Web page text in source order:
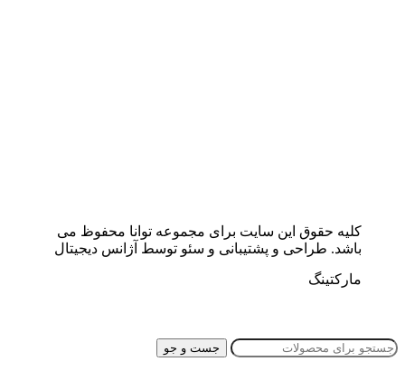
کلیه حقوق این سایت برای مجموعه توانا محفوظ می
باشد. طراحی و پشتیبانی و سئو توسط آژانس دیجیتال
مارکتینگ
جست و جو